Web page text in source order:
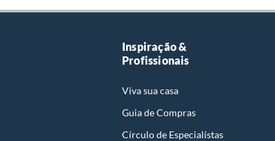
Inspiração &
Profissionais
Viva sua casa
Guia de Compras
Círculo de Especialístas